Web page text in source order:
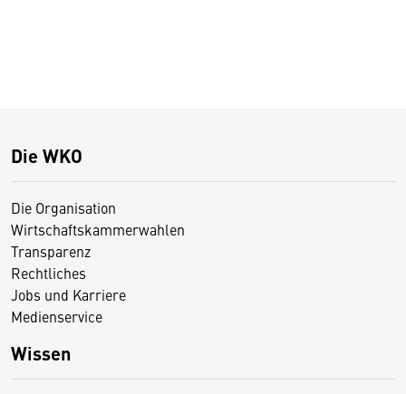
Die WKO
Die Organisation
Wirtschaftskammerwahlen
Transparenz
Rechtliches
Jobs und Karriere
Medienservice
Wissen